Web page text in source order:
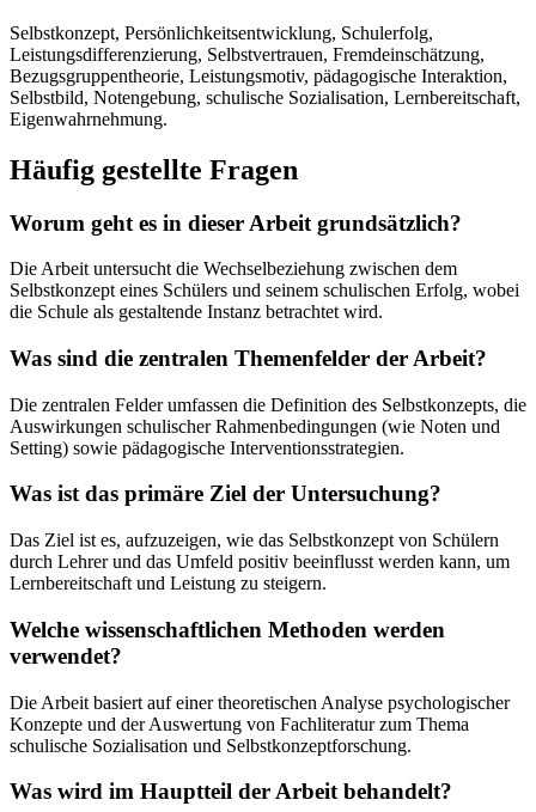
Selbstkonzept, Persönlichkeitsentwicklung, Schulerfolg,
Leistungsdifferenzierung, Selbstvertrauen, Fremdeinschätzung,
Bezugsgruppentheorie, Leistungsmotiv, pädagogische Interaktion,
Selbstbild, Notengebung, schulische Sozialisation, Lernbereitschaft,
Eigenwahrnehmung.
Häufig gestellte Fragen
Worum geht es in dieser Arbeit grundsätzlich?
Die Arbeit untersucht die Wechselbeziehung zwischen dem
Selbstkonzept eines Schülers und seinem schulischen Erfolg, wobei
die Schule als gestaltende Instanz betrachtet wird.
Was sind die zentralen Themenfelder der Arbeit?
Die zentralen Felder umfassen die Definition des Selbstkonzepts, die
Auswirkungen schulischer Rahmenbedingungen (wie Noten und
Setting) sowie pädagogische Interventionsstrategien.
Was ist das primäre Ziel der Untersuchung?
Das Ziel ist es, aufzuzeigen, wie das Selbstkonzept von Schülern
durch Lehrer und das Umfeld positiv beeinflusst werden kann, um
Lernbereitschaft und Leistung zu steigern.
Welche wissenschaftlichen Methoden werden
verwendet?
Die Arbeit basiert auf einer theoretischen Analyse psychologischer
Konzepte und der Auswertung von Fachliteratur zum Thema
schulische Sozialisation und Selbstkonzeptforschung.
Was wird im Hauptteil der Arbeit behandelt?